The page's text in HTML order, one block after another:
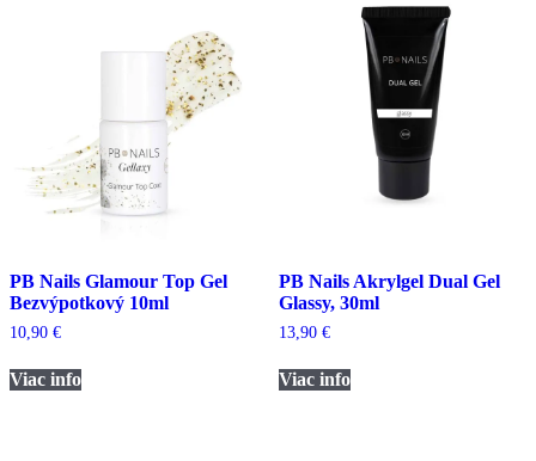
PB Nails Glamour Top Gel
Bezvýpotkový 10ml
10,90 €
Viac info
PB Nails Akrylgel Dual Gel
Glassy, 30ml
13,90 €
Viac info